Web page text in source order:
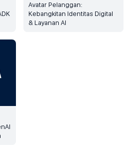
Avatar Pelanggan:
Kebangkitan Identitas Digital
& Layanan AI